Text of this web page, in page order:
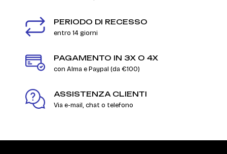
PERIODO DI RECESSO
entro 14 giorni
PAGAMENTO IN 3X O 4X
con Alma e Paypal (da €100)
ASSISTENZA CLIENTI
Via e-mail, chat o telefono